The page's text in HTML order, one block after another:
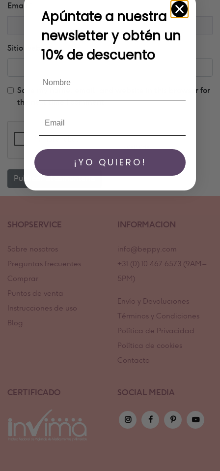
Email
Sitio web
Save my name, email, and website in this browser for
the next time I comment
SHOPSERVICE
Sobre nosotros
Preguntas frecuentes
Comprar
Puntos de venta
Instrucciones de uso
Blog
INFORMACION
info@beppy.com
+31 (0) 10 467 6573 (9AM –
5PM)
Envío y Devoluciones
Términos y Condiciones
Política de Privacidad
Política de cookies
Contacto
CERTIFICADO SOCIAL MEDIA
Apúntate a nuestra
newsletter y obtén un
10% de descuento
¡YO QUIERO!